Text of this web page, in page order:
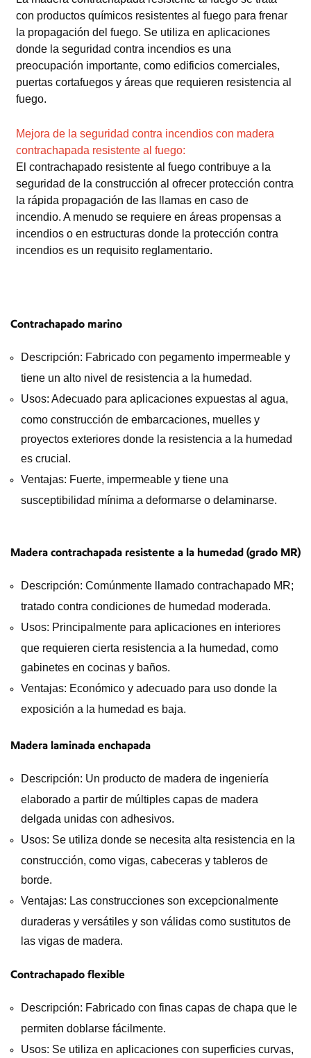
con productos químicos resistentes al fuego para frenar
la propagación del fuego. Se utiliza en aplicaciones
donde la seguridad contra incendios es una
preocupación importante, como edificios comerciales,
puertas cortafuegos y áreas que requieren resistencia al
fuego.
Mejora de la seguridad contra incendios con madera
contrachapada resistente al fuego:
El contrachapado resistente al fuego contribuye a la
seguridad de la construcción al ofrecer protección contra
la rápida propagación de las llamas en caso de
incendio. A menudo se requiere en áreas propensas a
incendios o en estructuras donde la protección contra
incendios es un requisito reglamentario.
Contrachapado marino
Descripción: Fabricado con pegamento impermeable y
tiene un alto nivel de resistencia a la humedad.
Usos: Adecuado para aplicaciones expuestas al agua,
como construcción de embarcaciones, muelles y
proyectos exteriores donde la resistencia a la humedad
es crucial.
Ventajas: Fuerte, impermeable y tiene una
susceptibilidad mínima a deformarse o delaminarse.
Madera contrachapada resistente a la humedad (grado MR)
Descripción: Comúnmente llamado contrachapado MR;
tratado contra condiciones de humedad moderada.
Usos: Principalmente para aplicaciones en interiores
que requieren cierta resistencia a la humedad, como
gabinetes en cocinas y baños.
Ventajas: Económico y adecuado para uso donde la
exposición a la humedad es baja.
Madera laminada enchapada
Descripción: Un producto de madera de ingeniería
elaborado a partir de múltiples capas de madera
delgada unidas con adhesivos.
Usos: Se utiliza donde se necesita alta resistencia en la
construcción, como vigas, cabeceras y tableros de
borde.
Ventajas: Las construcciones son excepcionalmente
duraderas y versátiles y son válidas como sustitutos de
las vigas de madera.
Contrachapado flexible
Descripción: Fabricado con finas capas de chapa que le
permiten doblarse fácilmente.
Usos: Se utiliza en aplicaciones con superficies curvas,